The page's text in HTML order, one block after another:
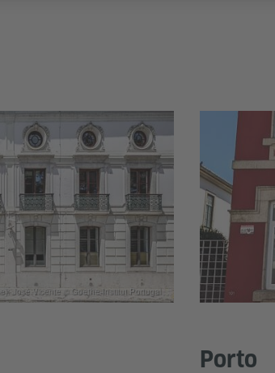
José Vicente © Goethe-Institut Portugal
Porto